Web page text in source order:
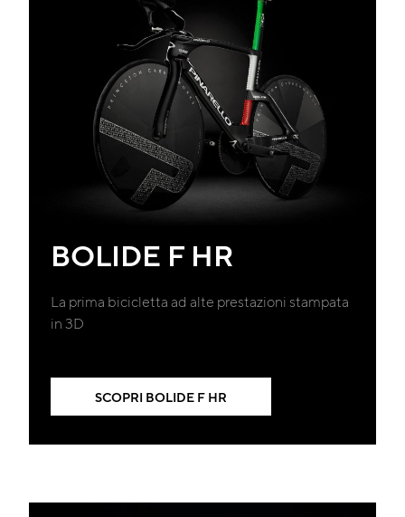
BOLIDE F HR
La prima bicicletta ad alte prestazioni stampata
in 3D
SCOPRI BOLIDE F HR